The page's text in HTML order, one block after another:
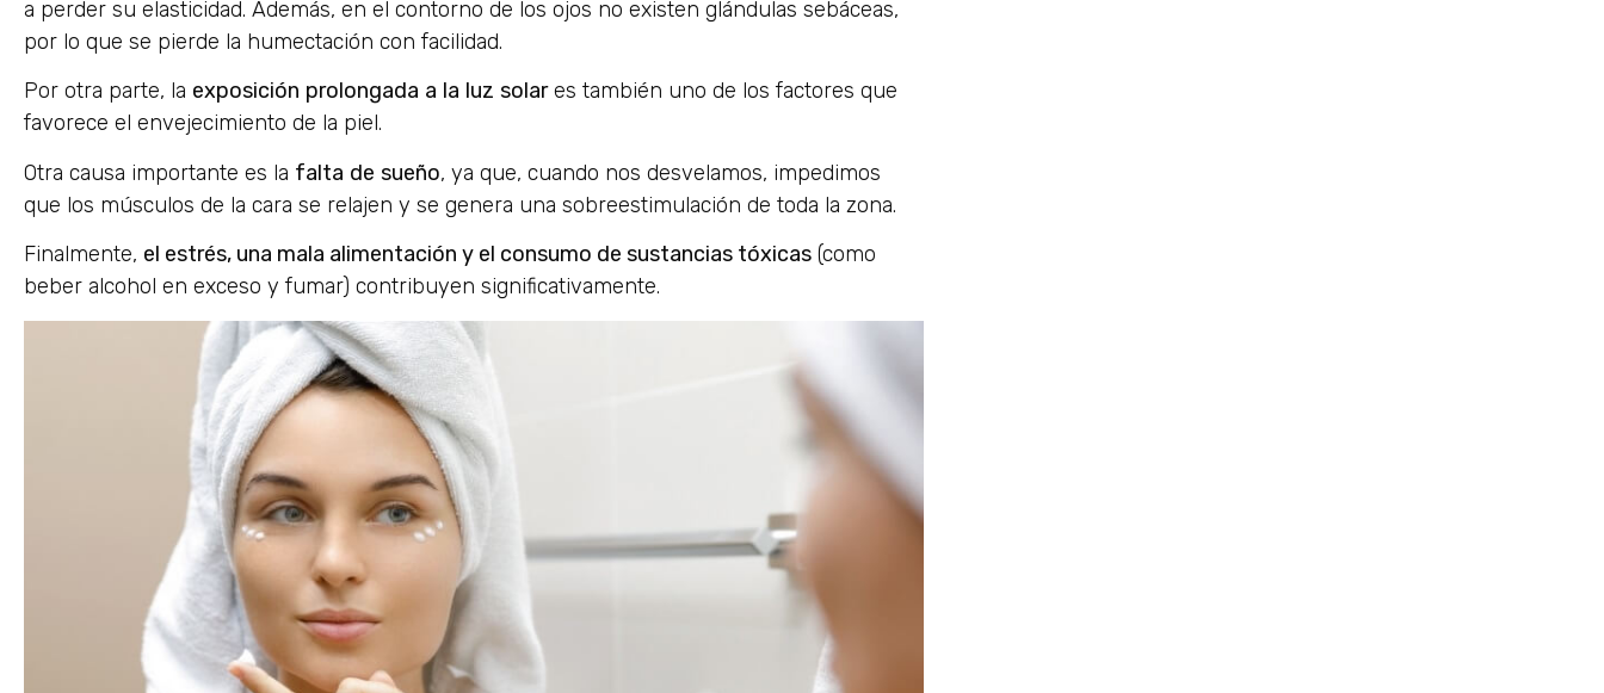
a perder su elasticidad. Además, en el contorno de los ojos no existen glándulas sebáceas,
por lo que se pierde la humectación con facilidad.
Por otra parte, la exposición prolongada a la luz solares también uno de los factores que
favorece el envejecimiento de la piel.
Otra causa importante es la falta de sueño, ya que, cuando nos desvelamos, impedimos
que los músculos de la cara se relajen y se genera una sobreestimulación de toda la zona.
Finalmente, el estrés, una mala alimentación y el consumo de sustancias tóxicas (como
beber alcohol en exceso y fumar) contribuyen significativamente.